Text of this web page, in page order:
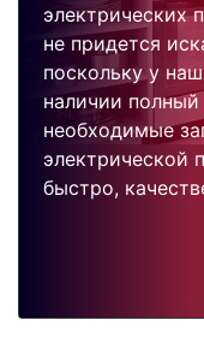
электрических
не придется
поскольку у
наличии
необходимые
электрической
быстро,